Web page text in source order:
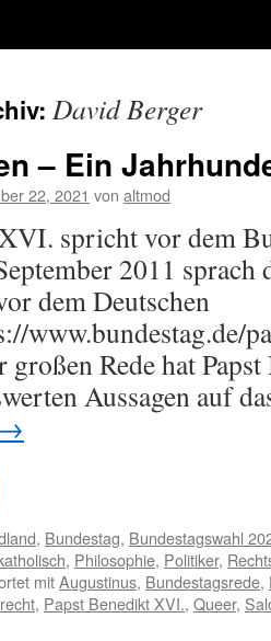
David Berger
– Ein
22, 2021 von altmod
spricht vor dem
2011 sprach
dem Deutschen
www.bundestag.de/
großen Rede hat
Aussagen auf
, Bundestag, Bundestagswahl
, Philosophie, Politiker,
mitAugustinus, Bundestagsrede,
, Papst Benedikt XVI., Queer,